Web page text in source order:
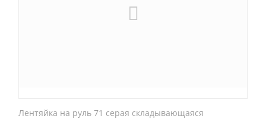
Лентяйка на руль 71 серая складывающаяся